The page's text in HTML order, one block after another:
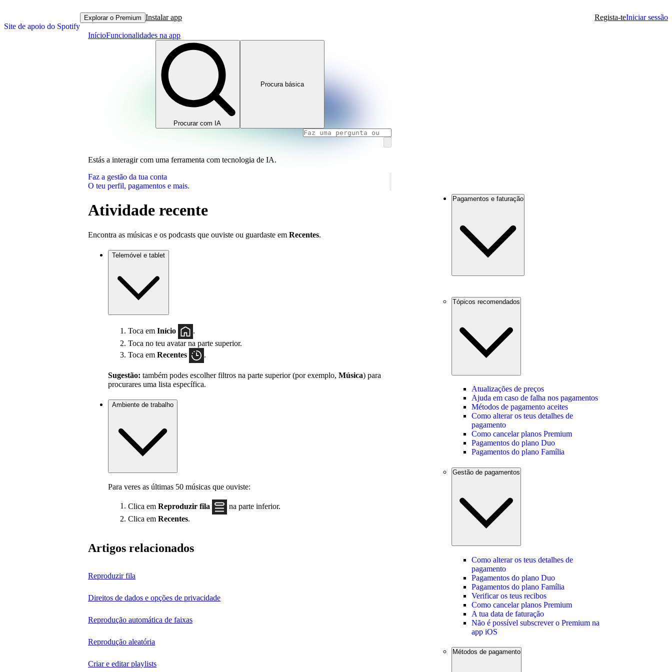
Site de apoio do Spotify
Explorar o Premium Instalar app Regista-teIniciar sessão
InícioFuncionalidades na app
Procurar com IA
Procura básica
Estás a interagir com uma ferramenta com tecnologia de IA.
Faz a gestão da tua conta
O teu perfil, pagamentos e mais.
Atividade recente
Encontra as músicas e os podcasts que ouviste ou guardaste em Recentes.
Telemóvel e tablet
Toca em Início
.
Toca no teu avatar na parte superior.
Toca em Recentes .
Sugestão: também podes escolher filtros na parte superior (por exemplo, Música) para
procurares uma lista específica.
Ambiente de trabalho
Para veres as últimas 50 músicas que ouviste:
Clica em Reproduzir fila
na parte inferior.
Clica em Recentes.
Artigos relacionados
Reproduzir fila
Direitos de dados e opções de privacidade
Reprodução automática de faixas
Reprodução aleatória
Criar e editar playlists
Pagamentos e faturação
Tópicos recomendados
Atualizações de preços
Ajuda em caso de falha nos pagamentos
Métodos de pagamento aceites
Como alterar os teus detalhes de
pagamento
Como cancelar planos Premium
Pagamentos do plano Duo
Pagamentos do plano Família
Gestão de pagamentos
Como alterar os teus detalhes de
pagamento
Pagamentos do plano Duo
Pagamentos do plano Família
Verificar os teus recibos
Como cancelar planos Premium
A tua data de faturação
Não é possível subscrever o Premium na
app iOS
Métodos de pagamento